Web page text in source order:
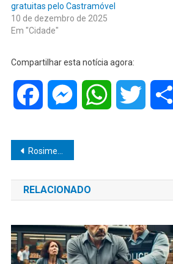
gratuitas pelo Castramóvel
10 de dezembro de 2025
Em "Cidade"
Compartilhar esta notícia agora:
Facebook MessengerWhatsAppTwitter
Navegação
de
Post
Rosimeire Frazon destaca valorização dos coordenadores em encontro de boas práticas da Rede Municipal de Ensino
RELACIONADO